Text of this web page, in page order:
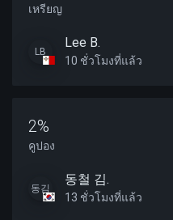
เหรียญ
LB
Lee B.
10 ชั่วโมงที่แล้ว
2%
คูปอง
동김
동철 김.
13 ชั่วโมงที่แล้ว